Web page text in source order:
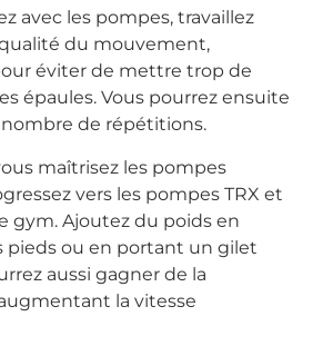
avec les pompes, travaillez
qualité du mouvement,
éviter de mettre trop de
épaules. Vous pourrez ensuite
de répétitions.
maîtrisez les pompes
vers les pompes TRX et
gym. Ajoutez du poids en
pieds ou en portant un gilet
aussi gagner de la
la vitesse